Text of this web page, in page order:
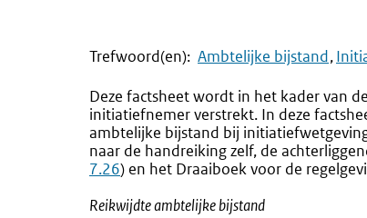
Trefwoord(en): Ambtelijke bijstand
Deze factsheet wordt in het kader van
initiatiefnemer verstrekt. In deze
ambtelijke bijstand bij
naar de handreiking zelf, de
7.26) en het Draaiboek voor de
Reikwijdte ambtelijke bijstand